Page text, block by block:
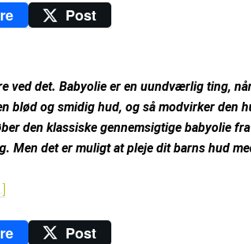
Post
ved det. Babyolie er en uundværlig ting,
blød og smidig hud, og så modvirker den
den klassiske gennemsigtige babyolie
Men det er muligt at pleje dit barns hud
Post